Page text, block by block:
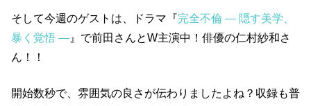
そして今週のゲストは、ドラマ『完全不倫 ― 隠す美学、
暴く覚悟 ― 』で前田さんとW主演中！俳優の仁村紗和さ
ん！！
開始数秒で、雰囲気の良さが伝わりましたよね？収録も普